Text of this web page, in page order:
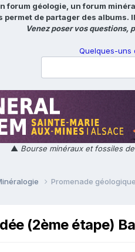
géologie, un forum
de partager des
Venez poser vos questions,
Quelques-uns
▲ Bourse minéraux et fossiles
Promenade
(2ème étape)